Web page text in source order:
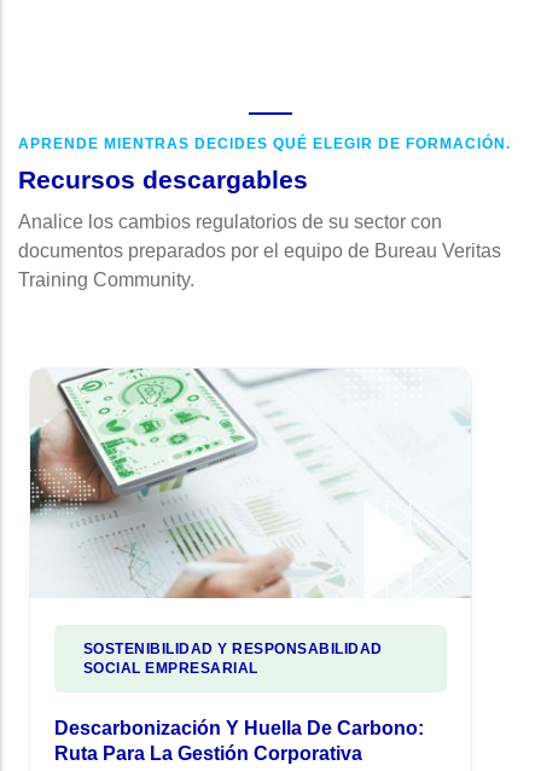
APRENDE MIENTRAS DECIDES QUÉ ELEGIR DE FORMACIÓN.
Recursos descargables
Analice los cambios regulatorios de su sector con
documentos preparados por el equipo de Bureau Veritas
Training Community.
SOSTENIBILIDAD Y RESPONSABILIDAD
SOCIAL EMPRESARIAL
Descarbonización Y Huella De Carbono:
Ruta Para La Gestión Corporativa